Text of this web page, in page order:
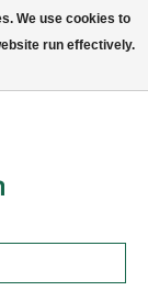
We use cookies to
run effectively.